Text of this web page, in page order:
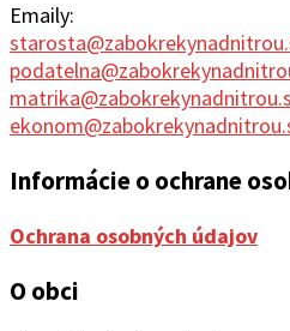
Emaily:
Informácie o ochrane
Ochrana osobných údajov
O obci